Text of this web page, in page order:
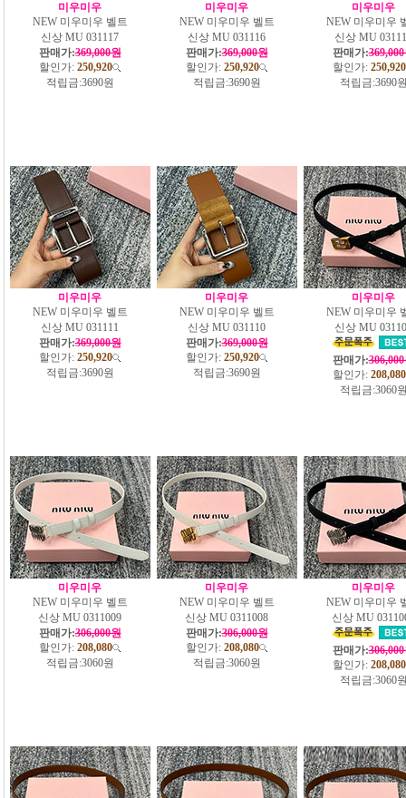
미우미우
NEW 미우미우 벨트
신상 MU 031117
판매가:369,000원
할인가: 250,920
적립금:3690원
미우미우
NEW 미우미우 벨트
신상 MU 031116
판매가:369,000원
할인가: 250,920
적립금:3690원
미우미우
NEW 미우미우
신상 MU
판매가:
할인가: 250,920
적립금:3690
미우미우
NEW 미우미우 벨트
신상 MU 031111
판매가:369,000원
할인가: 250,920
적립금:3690원
미우미우
NEW 미우미우 벨트
신상 MU 031110
판매가:369,000원
할인가: 250,920
적립금:3690원
미우미우
NEW 미우미우
신상 MU
판매가:
할인가: 208,080
적립금:3060
미우미우
NEW 미우미우 벨트
신상 MU 0311009
판매가:306,000원
할인가: 208,080
적립금:3060원
미우미우
NEW 미우미우 벨트
신상 MU 0311008
판매가:306,000원
할인가: 208,080
적립금:3060원
미우미우
NEW 미우미우
신상 MU
판매가:
할인가: 208,080
적립금:3060